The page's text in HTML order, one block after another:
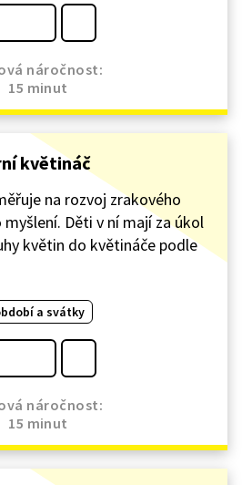
náročnost:
15 minut
květináč
na rozvoj zrakového
Děti v ní mají za úkol
květin do květináče podle
a svátky
náročnost:
15 minut